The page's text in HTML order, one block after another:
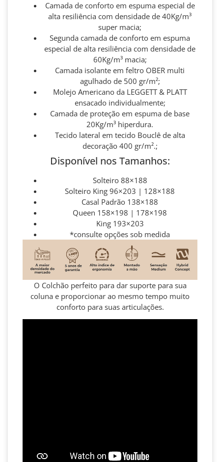
Camada de conforto em espuma especial de
alta resiliência com densidade de 40Kg/m³
super macia;
Segunda camada de conforto em espuma
especial de alta resiliência com densidade de
60Kg/m³ macia;
Camada isolante em feltro OBER multi
agulhado de 500 gr/m²;
Molejo Americano da LEGGETT & PLATT
ensacado individualmente;
Camada de proteção em espuma de base
20Kg/m³ hiperdura.
Tecido lateral em tecido Bouclê de alta
decoração 400 gr/m².;
Disponível nos Tamanhos:
Solteiro 88×188
Solteiro King 96×203 | 128×188
Casal Padrão 138×188
Queen 158×198 | 178×198
King 193×203
*consulte opções sob medida
O Colchão perfeito para dar suporte para sua
coluna e proporcionar ao mesmo tempo muito
conforto para suas articulações.